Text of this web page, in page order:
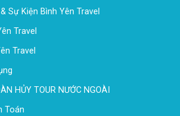
Sự Kiện Bình Yên Travel
Travel
Travel
HỦY TOUR NƯỚC NGOÀI
Toán